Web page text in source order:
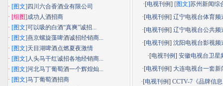
·[电视刊例] [图文]苏州新闻综
·[电视刊例]辽宁电视台体育频
·[电视刊例]辽宁电视台公共频
·[电视刊例]沈阳电视台影视频
·[电视刊例] 安徽电视台卫星
·[电视刊例] 大连电视台一套新
·[电视刊例] CCTV-7《品牌信
· [图文] 四川六合香酒业有限公司
· [组图]成功人酒招商
· [图文]可以吸的白酒“真爽”诚招...
· [图文]燕京螺旋藻啤酒诚招经销商...
· [图文]天目湖啤酒点燃夏夜激情
· [图文] 人头马干红诚招各地经销商...
· [图文]河北马丁葡萄酒一个辉煌灿...
· [图文]马丁葡萄酒招商